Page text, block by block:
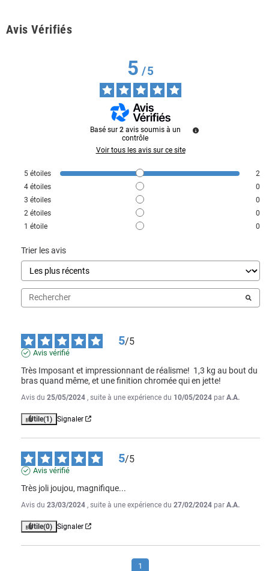
Avis Vérifiés
5/5
Basé sur 2 avis soumis à un
contrôle
Voir tous les avis sur ce site
5 étoiles
2
4 étoiles
0
3 étoiles
0
2 étoiles
0
1 étoile 0
Trier les avis
5/5
Avis vérifié
Très Imposant et impressionnant de réalisme!  1,3 kg au bout du
bras quand même, et une finition chromée qui en jette!
Avis du 25/05/2024 , suite à une expérience du 10/05/2024 par A.A.
Utile(1) Signaler
5/5
Avis vérifié
Très joli joujou, magnifique...
Avis du 23/03/2024 , suite à une expérience du 27/02/2024 par A.A.
Utile(0) Signaler
1